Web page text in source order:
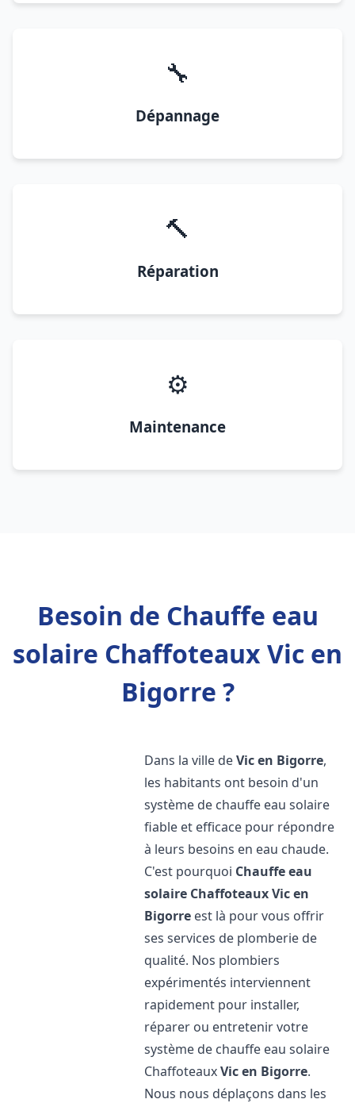
🔧
Dépannage
🔨
Réparation
⚙️
Maintenance
Besoin de Chauffe eau
solaire Chaffoteaux Vic en
Bigorre ?
Dans la ville deVic en Bigorre,
les habitants ont besoin d'un
système de chauffe eau solaire
fiable et efficace pour répondre
à leurs besoins en eau chaude.
C'est pourquoi Chauffe eau
solaire ChaffoteauxVic en
Bigorre est là pour vous offrir
ses services de plomberie de
qualité. Nos plombiers
expérimentés interviennent
rapidement pour installer,
réparer ou entretenir votre
système de chauffe eau solaire
ChaffoteauxVic en Bigorre.
Nous nous déplaçons dans les